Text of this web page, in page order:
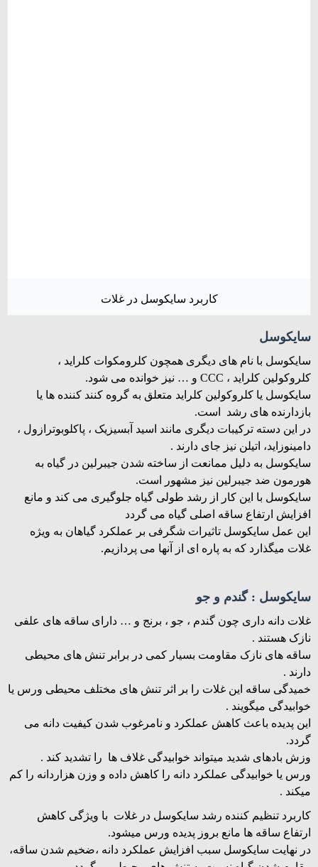
کاربرد سایکوسل در غلات
سایکوسل
سایکوسل با نام های دیگری همچون کلرومکوات کلراید ،
کلروکولین کلراید ، CCC و … نیز خوانده می شود.
سایکوسل یا کلروکولین کلراید متعلق به گروه کنند کننده ها یا
بازدارنده های رشد است.
در این دسته ترکیبات دیگری مانند اسید آبسیزیک ، پاکلوبوترازول ،
دامینوزاید، اتیلن نیز جای دارند .
سایکوسل به دلیل ممانعت از ساخته شدن جیبرلین در گیاه به
هورمون ضد جیبرلین نیز مشهور است.
سایکوسل با این کار از رشد طولی گیاه جلوگیری می کند و مانع
افزایش ارتفاع ساقه اصلی گیاه می گردد
این عمل سایکوسل تاثیرات شگرفی بر عملکرد گیاهان به ویژه
غلات میگذارد که به پاره ای از آنها می پردازیم.
سایکوسل : گندم و جو
غلات دانه داری چون گندم ، جو ، برنج و … دارای ساقه های علفی
نازک هستند .
ساقه های نازک مقاومت بسیار کمی در برابر تنش های محیطی
دارند .
خمیدگی ساقه این غلات را بر اثر تنش های مختلف محیطی ورس یا
خوابیدگی میگویند .
این پدیده باعث کاهش عملکرد و نامرغوب شدن کیفیت دانه می
گردد.
وزش بادهای شدید میتواند خوابیدگی غلاف ها را تشدید کند .
ورس یا خوابیدگی عملکرد دانه را کاهش داده و وزن هزاردانه را کم
میکند .
کاربرد تنظیم کننده رشد سایکوسل در غلات با ویژگی کاهش
ارتفاع ساقه ها مانع بروز پدیده ورس میشود.
در نهایت سایکوسل سبب افزایش عملکرد دانه ،ضخیم شدن ساقه،